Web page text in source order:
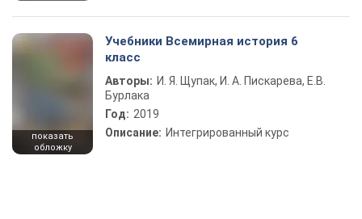
показать
обложку
Учебники Всемирная история 6
класс
Авторы: И. Я. Щупак, И. А. Пискарева, Е.В.
Бурлака
Год: 2019
Описание: Интегрированный курс